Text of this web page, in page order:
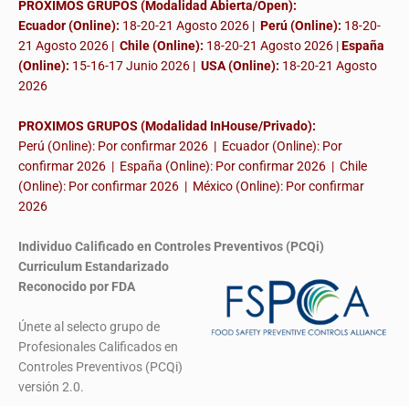
PROXIMOS GRUPOS (Modalidad Abierta/Open):
Ecuador (Online): 18-20-21 Agosto 2026 | Perú (Online): 18-20-
21 Agosto 2026 | Chile (Online): 18-20-21 Agosto 2026 |España
(Online): 15-16-17 Junio 2026 | USA (Online): 18-20-21 Agosto
2026
PROXIMOS GRUPOS (Modalidad InHouse/Privado):
Perú (Online): Por confirmar 2026 | Ecuador (Online): Por
confirmar 2026 | España (Online): Por confirmar 2026 | Chile
(Online): Por confirmar 2026 | México (Online): Por confirmar
2026
Individuo Calificado en Controles Preventivos (PCQi)
Curriculum Estandarizado
Reconocido por FDA
Únete al selecto grupo de
Profesionales Calificados en
Controles Preventivos (PCQi)
versión 2.0.